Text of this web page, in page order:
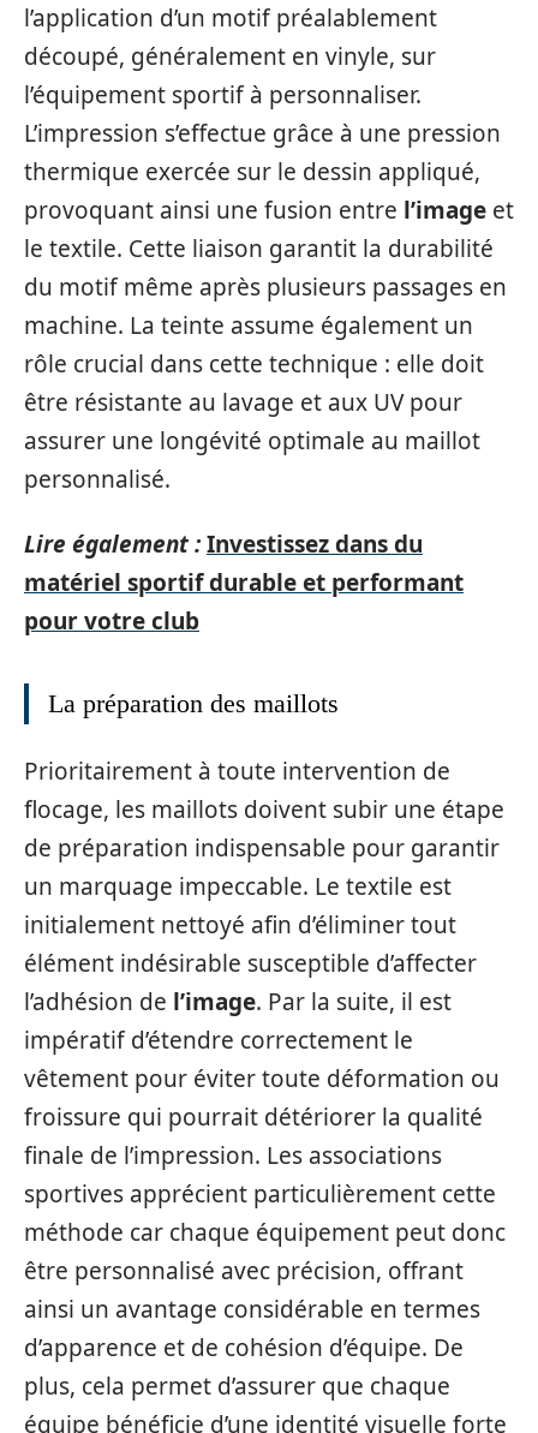
l’application d’un motif préalablement
découpé, généralement en vinyle, sur
l’équipement sportif à personnaliser.
L’impression s’effectue grâce à une pression
thermique exercée sur le dessin appliqué,
provoquant ainsi une fusion entre l’image et
le textile. Cette liaison garantit la durabilité
du motif même après plusieurs passages en
machine. La teinte assume également un
rôle crucial dans cette technique : elle doit
être résistante au lavage et aux UV pour
assurer une longévité optimale au maillot
personnalisé.
Lire également :Investissez dans du
matériel sportif durable et performant
pour votre club
La préparation des maillots
Prioritairement à toute intervention de
flocage, les maillots doivent subir une étape
de préparation indispensable pour garantir
un marquage impeccable. Le textile est
initialement nettoyé afin d’éliminer tout
élément indésirable susceptible d’affecter
l’adhésion de l’image. Par la suite, il est
impératif d’étendre correctement le
vêtement pour éviter toute déformation ou
froissure qui pourrait détériorer la qualité
finale de l’impression. Les associations
sportives apprécient particulièrement cette
méthode car chaque équipement peut donc
être personnalisé avec précision, offrant
ainsi un avantage considérable en termes
d’apparence et de cohésion d’équipe. De
plus, cela permet d’assurer que chaque
équipe bénéficie d’une identité visuelle forte